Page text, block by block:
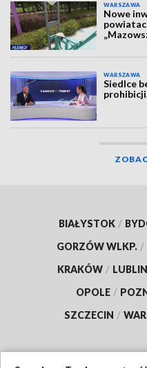
WARSZAWA
Nowe
WARSZAWA
Siedlce
BIAŁYSTOK /
GORZÓW WLKP. /
KRAKÓW / LUBLIN
OPOLE /
SZCZECIN /